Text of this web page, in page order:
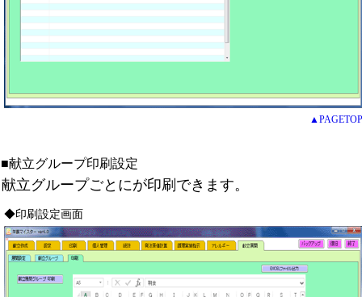
▲PAGETOP
■献立グループ印刷設定
献立グループごとにが印刷できます。
◆印刷設定画面